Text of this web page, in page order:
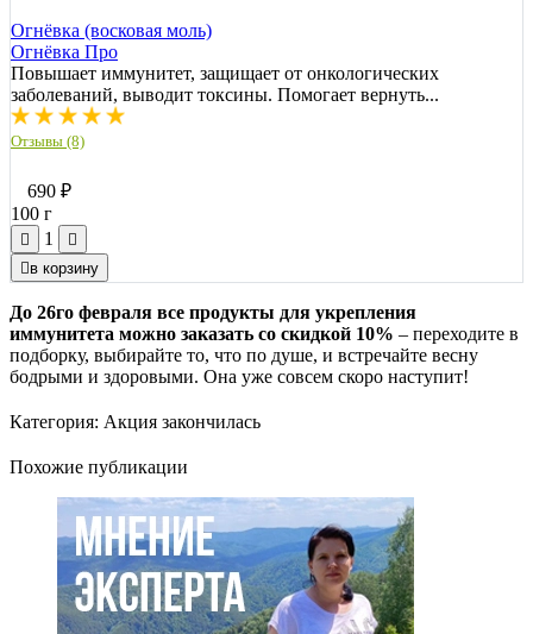
Огнёвка (восковая моль)
Огнёвка Про
Повышает иммунитет, защищает от онкологических
заболеваний, выводит токсины. Помогает вернуть...
Отзывы (8)
690 ₽
100 г
1
в корзину
До 26го февраля все продукты для укрепления
иммунитета можно заказать со скидкой 10% – переходите в
подборку, выбирайте то, что по душе, и встречайте весну
бодрыми и здоровыми. Она уже совсем скоро наступит!
Категория: Акция закончилась
Похожие публикации